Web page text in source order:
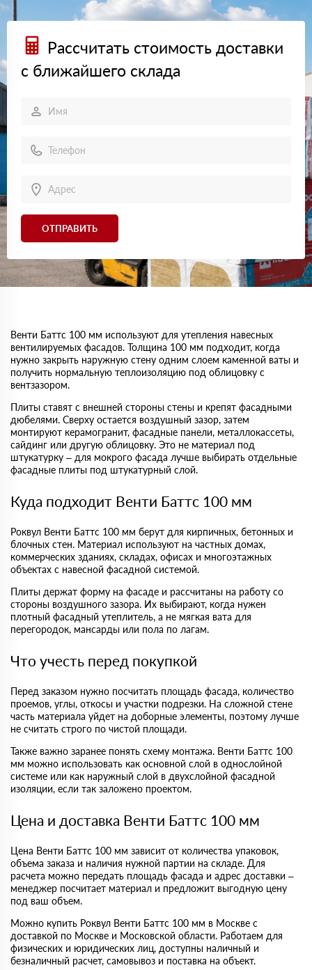
Рассчитать стоимость доставки
с ближайшего склада
ОТПРАВИТЬ
Венти Баттс 100 мм используют для утепления навесных
вентилируемых фасадов. Толщина 100 мм подходит, когда
нужно закрыть наружную стену одним слоем каменной ваты и
получить нормальную теплоизоляцию под облицовку с
вентзазором.
Плиты ставят с внешней стороны стены и крепят фасадными
дюбелями. Сверху остается воздушный зазор, затем
монтируют керамогранит, фасадные панели, металлокассеты,
сайдинг или другую облицовку. Это не материал под
штукатурку – для мокрого фасада лучше выбирать отдельные
фасадные плиты под штукатурный слой.
Куда подходит Венти Баттс 100 мм
Роквул Венти Баттс 100 мм берут для кирпичных, бетонных и
блочных стен. Материал используют на частных домах,
коммерческих зданиях, складах, офисах и многоэтажных
объектах с навесной фасадной системой.
Плиты держат форму на фасаде и рассчитаны на работу со
стороны воздушного зазора. Их выбирают, когда нужен
плотный фасадный утеплитель, а не мягкая вата для
перегородок, мансарды или пола по лагам.
Что учесть перед покупкой
Перед заказом нужно посчитать площадь фасада, количество
проемов, углы, откосы и участки подрезки. На сложной стене
часть материала уйдет на доборные элементы, поэтому лучше
не считать строго по чистой площади.
Также важно заранее понять схему монтажа. Венти Баттс 100
мм можно использовать как основной слой в однослойной
системе или как наружный слой в двухслойной фасадной
изоляции, если так заложено проектом.
Цена и доставка Венти Баттс 100 мм
Цена Венти Баттс 100 мм зависит от количества упаковок,
объема заказа и наличия нужной партии на складе. Для
расчета можно передать площадь фасада и адрес доставки –
менеджер посчитает материал и предложит выгодную цену
под ваш объем.
Можно купить Роквул Венти Баттс 100 мм в Москве с
доставкой по Москве и Московской области. Работаем для
физических и юридических лиц, доступны наличный и
безналичный расчет, самовывоз и поставка на объект.